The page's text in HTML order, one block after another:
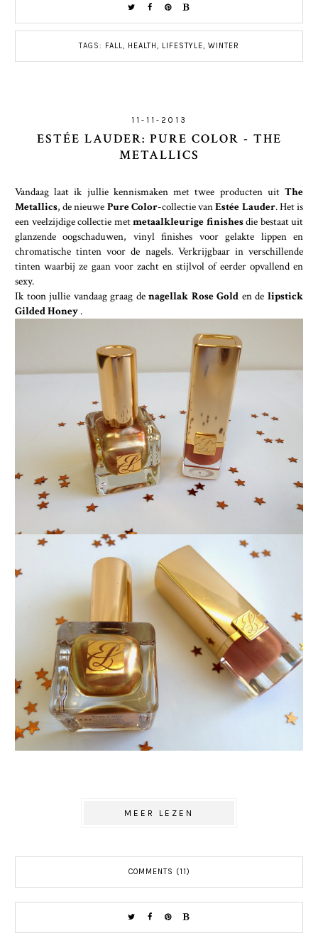
TAGS: FALL HEALTH LIFESTYLE WINTER
11-11-2013
ESTÉE LAUDER: PURE COLOR - THE
METALLICS
Vandaag laat ik jullie kennismaken met twee producten uit The
Metallics, de nieuwe Pure Color-collectie vanEstée Lauder. Het is
een veelzijdige collectie metmetaalkleurige finishesdie bestaat uit
glanzende oogschaduwen, vinyl finishes voor gelakte lippen en
chromatische tinten voor de nagels. Verkrijgbaar in verschillende
tinten waarbij ze gaan voor zacht en stijlvol of eerder opvallend en
sexy.
Ik toon jullie vandaag graag denagellak Rose Gold en de lipstick
Gilded Honey .
MEER LEZEN
COMMENTS (11)